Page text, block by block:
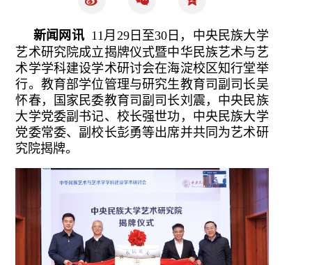
新闻网讯11月29日至30日，中央民族大学
艺术研究院成立揭牌仪式暨中华民族艺术与艺
术学学科建设学术研讨会在海淀校区知行堂举
行。教育部学位管理与研究生教育司副司长吴
怀春，国家民委教育司副司长刘震，中央民族
大学党委副书记、校长强世功，中央民族大学
党委常委、副校长彭勇等出席并共同为艺术研
究院揭牌。